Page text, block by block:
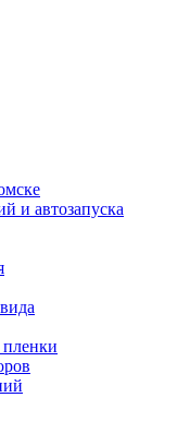
и автозапуска